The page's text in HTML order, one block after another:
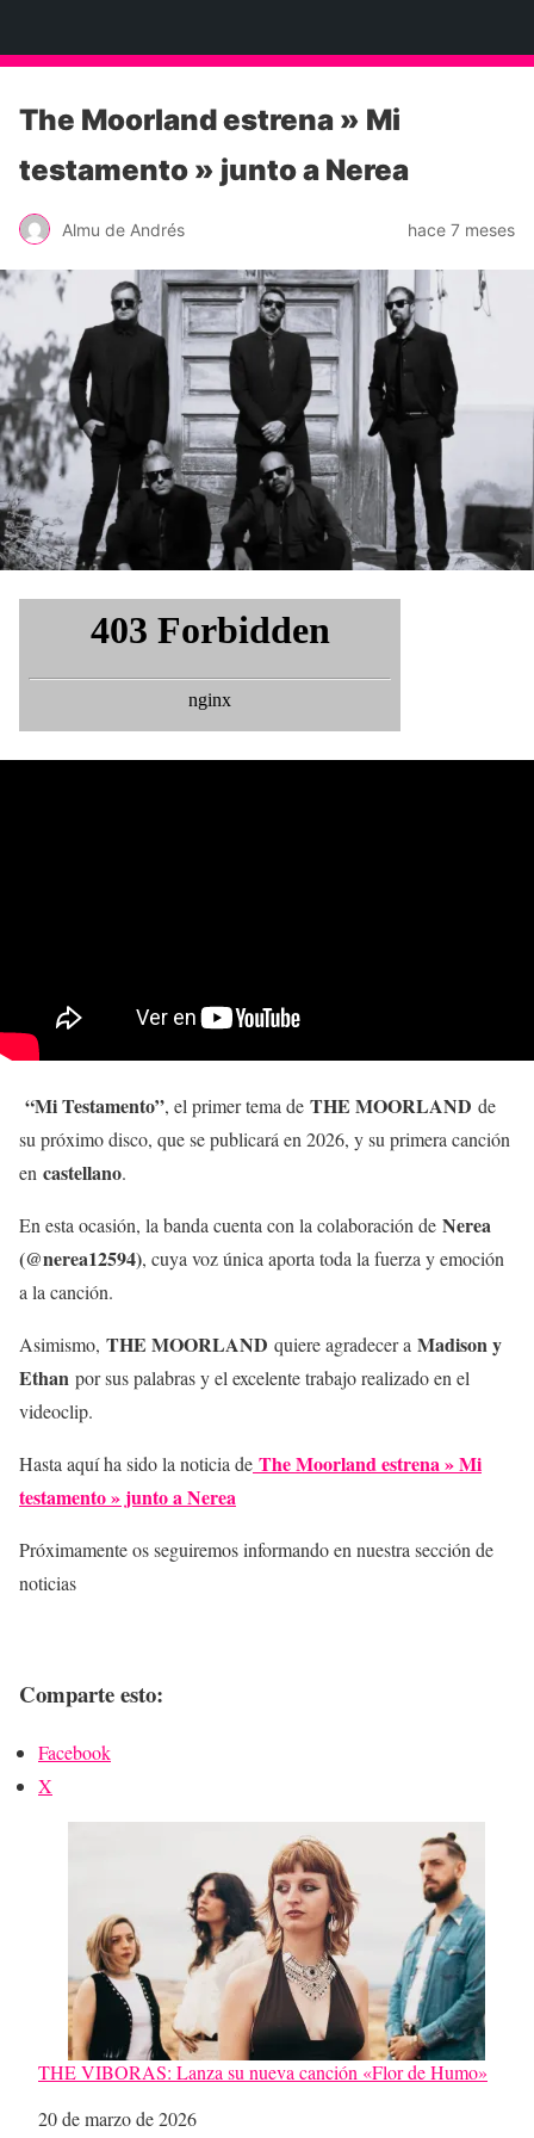
The Moorland estrena » Mi
testamento » junto a Nerea
Almu de Andrés hace 7 meses
“Mi Testamento”, el primer tema de THE MOORLAND de
su próximo disco, que se publicará en 2026, y su primera canción
en castellano.
En esta ocasión, la banda cuenta con la colaboración de Nerea
(@nerea12594), cuya voz única aporta toda la fuerza y emoción
a la canción.
Asimismo, THE MOORLAND quiere agradecer a Madison y
Ethan por sus palabras y el excelente trabajo realizado en el
videoclip.
Hasta aquí ha sido la noticia de The Moorland estrena » Mi
testamento » junto a Nerea
Próximamente os seguiremos informando en nuestra sección de
noticias
Comparte esto:
Facebook
X
THE VIBORAS: Lanza su nueva canción «Flor de Humo»
Fecha
20 de marzo de 2026